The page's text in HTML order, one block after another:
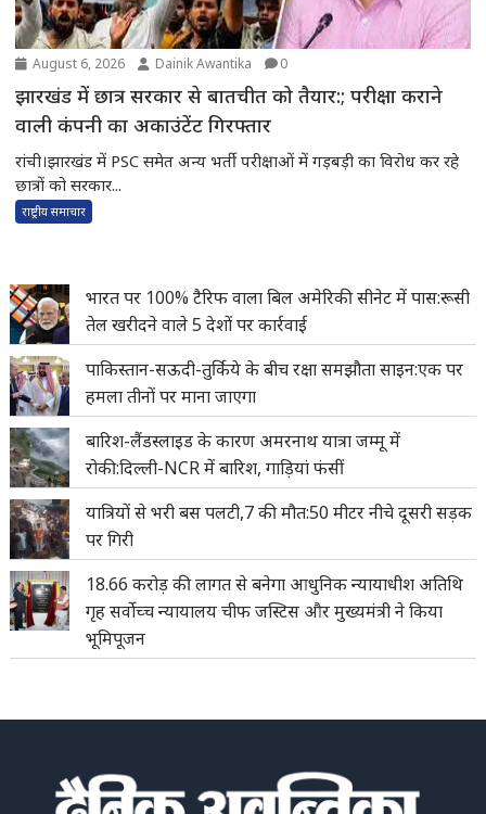
August 6, 2026 Dainik Awantika 0
झारखंड में छात्र सरकार से बातचीत को तैयार:; परीक्षा कराने
वाली कंपनी का अकाउंटेंट गिरफ्तार
रांची।झारखंड में PSC समेत अन्य भर्ती परीक्षाओं में गड़बड़ी का विरोध कर रहे
छात्रों को सरकार...
राष्ट्रीय समाचार
भारत पर 100% टैरिफ वाला बिल अमेरिकी सीनेट में पास:रूसी
तेल खरीदने वाले 5 देशों पर कार्रवाई
पाकिस्तान-सऊदी-तुर्किये के बीच रक्षा समझौता साइन:एक पर
हमला तीनों पर माना जाएगा
बारिश-लैंडस्लाइड के कारण अमरनाथ यात्रा जम्मू में
रोकी:दिल्ली-NCR में बारिश, गाड़ियां फंसीं
यात्रियों से भरी बस पलटी,7 की मौत:50 मीटर नीचे दूसरी सड़क
पर गिरी
18.66 करोड़ की लागत से बनेगा आधुनिक न्यायाधीश अतिथि
गृह सर्वोच्च न्यायालय चीफ जस्टिस और मुख्यमंत्री ने किया
भूमिपूजन